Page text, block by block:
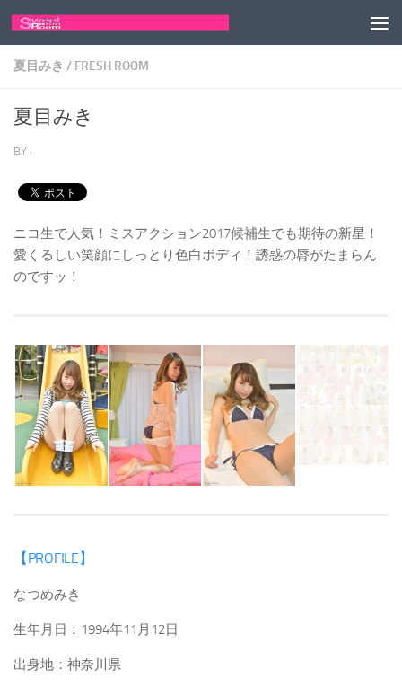
コンテンツへスキップ
夏目みき / FRESH ROOM
夏目みき
BY ·
ニコ生で人気！ミスアクション2017候補生でも期待の新星！
愛くるしい笑顔にしっとり色白ボディ！誘惑の脣がたまらん
のですッ！
【PROFILE】
なつめみき
生年月日：1994年11月12日
出身地：神奈川県